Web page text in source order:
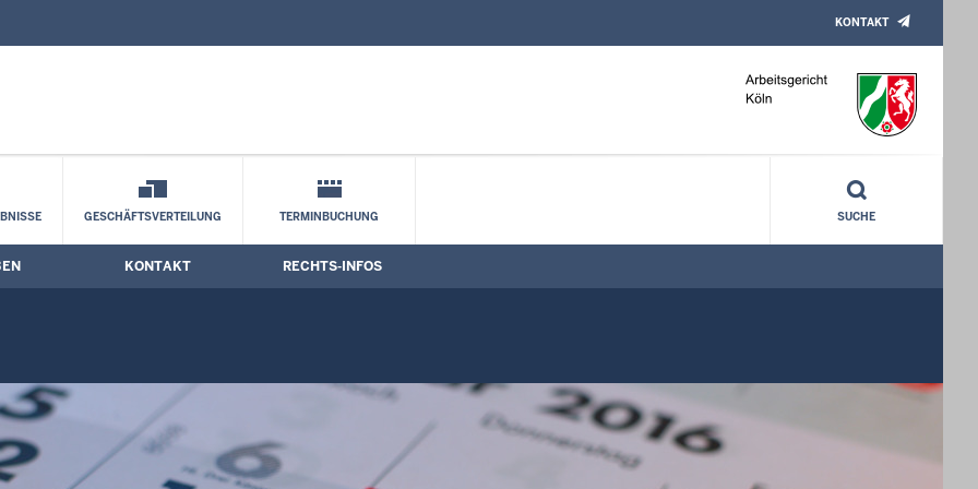
Kontaktformular
KONTAKT
GESCHÄFTSVERTEILUNG TERMINBUCHUNG SUCHE
KONTAKT RECHTS-INFOS